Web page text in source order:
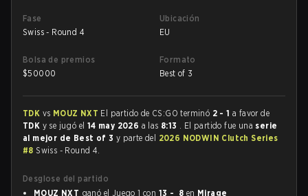
Fase
Swiss - Round 4
Ubicación
EU
Bolsa de premios
$50000
Formato
Best of 3
TDK vs MOUZ NXT El partido de CS:GO terminó 2 - 1 a favor de
TDK y se jugó el 14 may 2026 a las 8:13 . El partido fue una serie
al mejor de Best of 3 y parte del 2026 NODWIN Clutch Series
#8 Swiss - Round 4.
Desglose del partido
MOUZ NXT ganó el Juego 1 con 13 - 8 en Mirage